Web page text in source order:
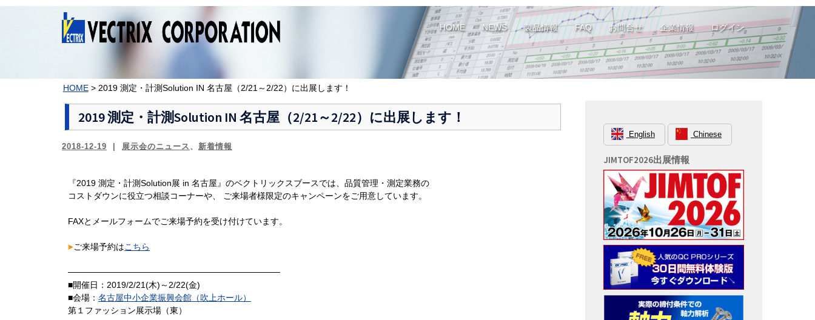
HOME NEWS 製品情報 FAQ お問合せ 企業情報 ログイン
HOME> 2019 測定・計測Solution IN 名古屋（2/21～2/22）に出展します！
2019 測定・計測Solution IN 名古屋（2/21～2/22）に出展します！
2018-12-19 展示会のニュース 、 新着情報
『2019 測定・計測Solution展 in 名古屋』のベクトリックスブースでは、品質管理・測定業務の
コストダウンに役立つ相談コーナーや、 ご来場者様限定のキャンペーンをご用意しています。
FAXとメールフォームでご来場予約を受け付けています。
ご来場予約はこちら
───────────────────────────────────
■開催日：2019/2/21(木)～2/22(金)
■会場： 名古屋中小企業振興会館（吹上ホール）
第１ファッション展示場（東）
English Chinese
JIMTOF2026出展情報